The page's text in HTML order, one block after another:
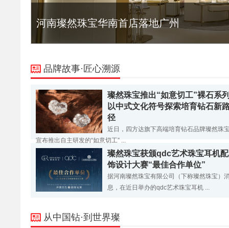
河南璨然珠宝华南首店落地广州
品牌故事·匠心溯源
璨然珠宝推出“如意切工”裸石系
以中式文化符号探索培育钻石新
径
近日，四方达旗下高端培育钻石品牌璨然珠
宣布推出自主研发的“如意切工” ...
璨然珠宝获颁qdc艺术珠宝耳机配
饰设计大赛“最佳合作单位”
据河南璨然珠宝有限公司（下称璨然珠宝）
息，在近日举办的qdc艺术珠宝耳机 ...
从中国钻·到世界璨